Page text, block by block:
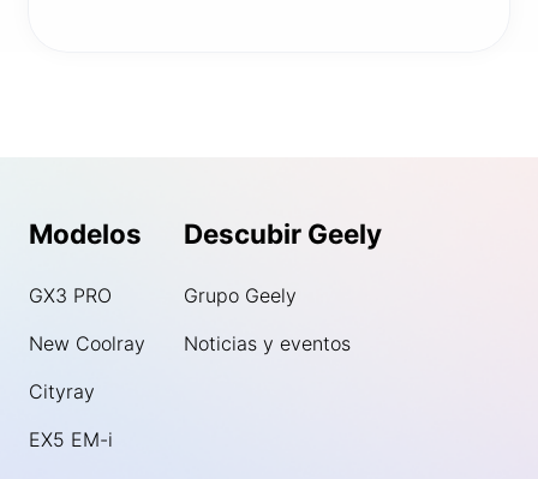
Modelos
GX3 PRO
New Coolray
Cityray
EX5 EM-i
Descubir Geely
Grupo Geely
Noticias y eventos